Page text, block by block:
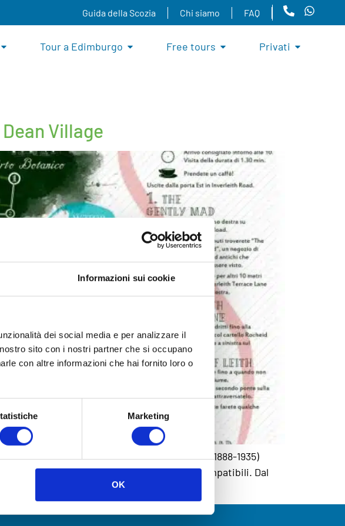
Informazioni sui cookie
dei social media e per analizzare il
sito con i nostri partner che si occupano
con altre informazioni che hai fornito loro o
Marketing
OK
Guida della Scozia Chi siamo FAQ
Tour a Edimburgo Free tours Privati
Village
ma ciò che siamo.” Fernando Pessoa (1888-1935)
una città sconosciuta e tutti sono compatibili. Dal